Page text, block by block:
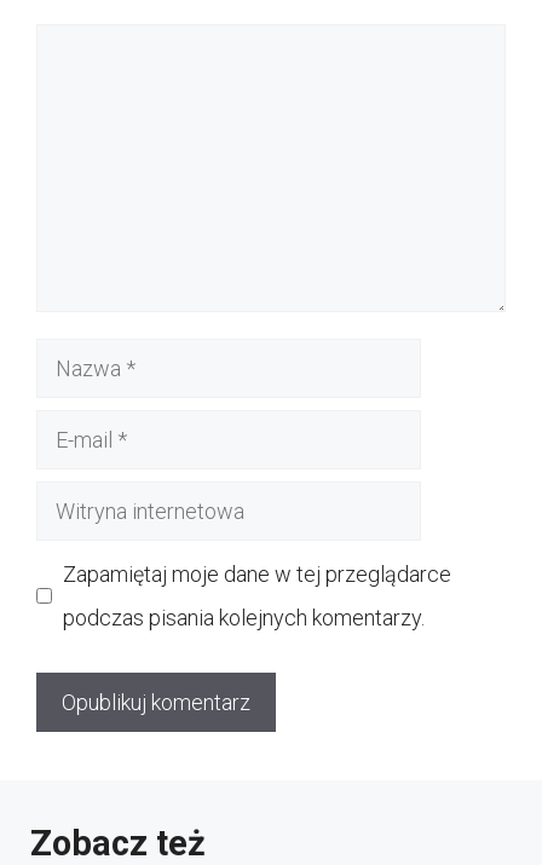
Nazwa
Witryna
Zapamiętaj moje dane w tej przeglądarce
podczas pisania kolejnych komentarzy.
Zobacz też